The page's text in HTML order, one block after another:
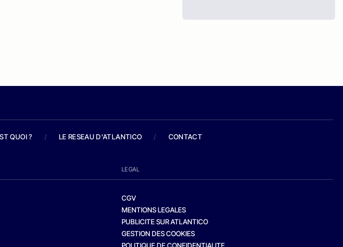
QUOI ? / LE RESEAU D'ATLANTICO / CONTACT
LEGAL
CGV
MENTIONS LEGALES
PUBLICITE SUR ATLANTICO
GESTION DES COOKIES
POLITIQUE DE CONFIDENTIALITE